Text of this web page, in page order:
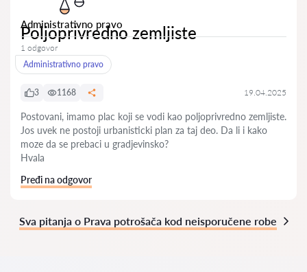
Administrativno pravo
Poljoprivredno zemljiste
1 odgovor
Administrativno pravo
3 1168 19.04.2025
Postovani, imamo plac koji se vodi kao poljoprivredno zemljiste.
Jos uvek ne postoji urbanisticki plan za taj deo. Da li i kako
moze da se prebaci u gradjevinsko?
Hvala
Pređi na odgovor
Sva pitanja o Prava potrošača kod neisporučene robe